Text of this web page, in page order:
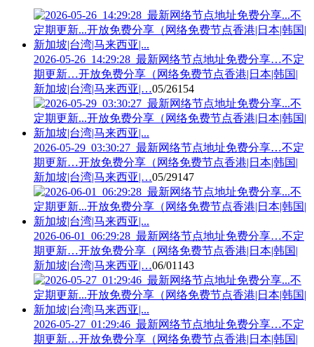
2026-05-26_14:29:28_最新网络节点地址免费分享…不定
期更新…开放免费分享（网络免费节点香港|日本|韩国|
新加坡|台湾|马来西亚|…05/26154
2026-05-29_03:30:27_最新网络节点地址免费分享…不定
期更新…开放免费分享（网络免费节点香港|日本|韩国|
新加坡|台湾|马来西亚|…05/29147
2026-06-01_06:29:28_最新网络节点地址免费分享…不定
期更新…开放免费分享（网络免费节点香港|日本|韩国|
新加坡|台湾|马来西亚|…06/01 143
2026-05-27_01:29:46_最新网络节点地址免费分享…不定
期更新…开放免费分享（网络免费节点香港|日本|韩国|